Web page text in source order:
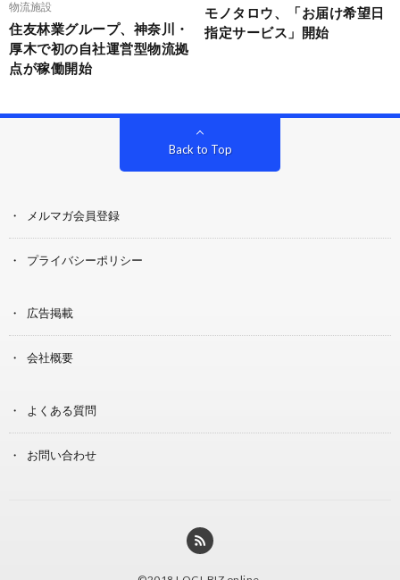
物流施設
住友林業グループ、神奈川・
厚木で初の自社運営型物流拠
点が稼働開始
モノタロウ、「お届け希望日
指定サービス」開始
Back to Top
メルマガ会員登録
プライバシーポリシー
広告掲載
会社概要
よくある質問
お問い合わせ